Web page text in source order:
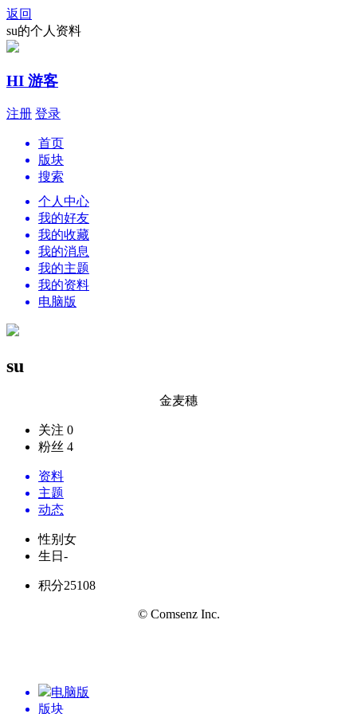
返回
su的个人资料
HI 游客
注册 登录
首页
版块
搜索
个人中心
我的好友
我的收藏
我的消息
我的主题
我的资料
电脑版
su
金麦穗
关注 0
粉丝 4
资料
主题
动态
性别 女
生日 -
积分25108
© Comsenz Inc.
电脑版
版块